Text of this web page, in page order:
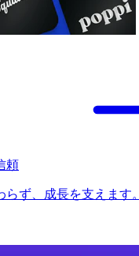
頼
ず、成長を支えます。